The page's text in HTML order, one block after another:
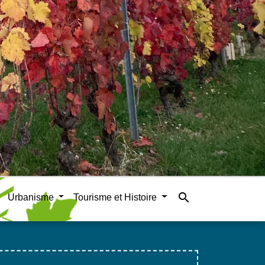
Urbanisme Tourisme et Histoire search